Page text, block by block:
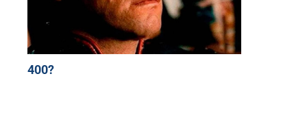
400?